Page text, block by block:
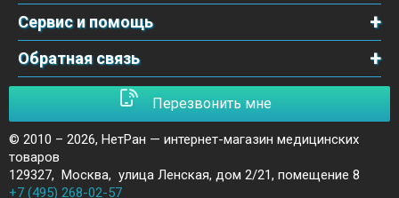
Сервис и помощь
Обратная связь
Перезвонить мне
© 2010 – 2026, НетРан — интернет-магазин медицинских
товаров
129327, Москва, улица Ленская, дом 2/21, помещение 8
+7 (495) 268-02-57